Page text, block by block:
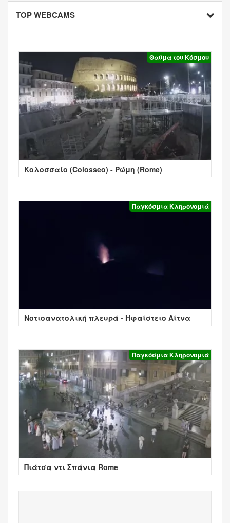
TOP WEBCAMS
Θαύμα του Κόσμου
Κολοσσαίο (Colosseo) - Ρώμη (Rome)
Παγκόσμια Κληρονομιά
Νοτιοανατολική πλευρά - Ηφαίστειο Αίτνα
Παγκόσμια Κληρονομιά
Πιάτσα ντι Σπάνια Rome